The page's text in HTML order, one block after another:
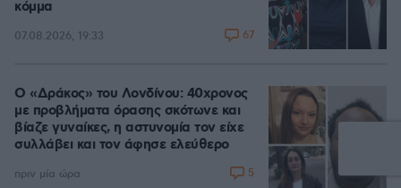
κόμμα
07.08.2026, 19:33 67
Ο «Δράκος» του Λονδίνου: 40χρονος
με προβλήματα όρασης σκότωνε και
βίαζε γυναίκες, η αστυνομία τον είχε
συλλάβει και τον άφησε ελεύθερο
πριν μία ώρα 5